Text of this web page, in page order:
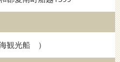
観光船 ）